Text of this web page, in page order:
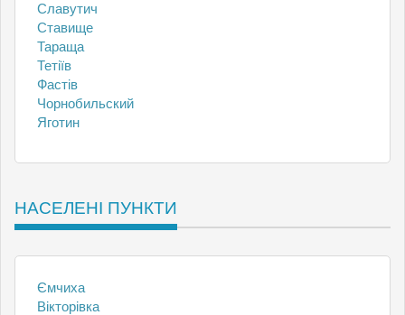
Славутич
Ставище
Тараща
Тетіїв
Фастів
Чорнобильский
Яготин
НАСЕЛЕНІ ПУНКТИ
Ємчиха
Вікторівка